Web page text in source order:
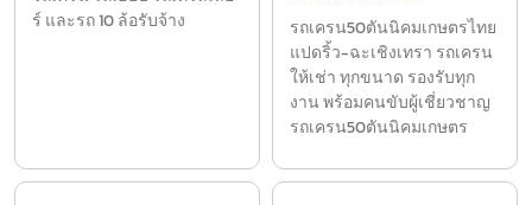
ร์ และรถ 10 ล้อรับจ้าง
รถเครน50ตันนิคมเกษตรไทย
แปดริ้ว-ฉะเชิงเทรา รถเครน
ให้เช่า ทุกขนาด รองรับทุก
งาน พร้อมคนขับผู้เชี่ยวชาญ
รถเครน50ตันนิคมเกษตร